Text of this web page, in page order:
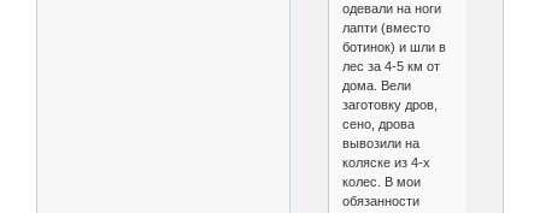
одевали на ноги
лапти (вместо
ботинок) и шли в
лес за 4-5 км от
дома. Вели
заготовку дров,
сено, дрова
вывозили на
коляске из 4-х
колес. В мои
обязанности